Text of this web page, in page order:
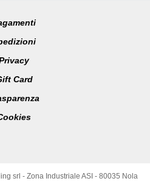
Card
srl - Zona Industriale ASI - 80035 Nola